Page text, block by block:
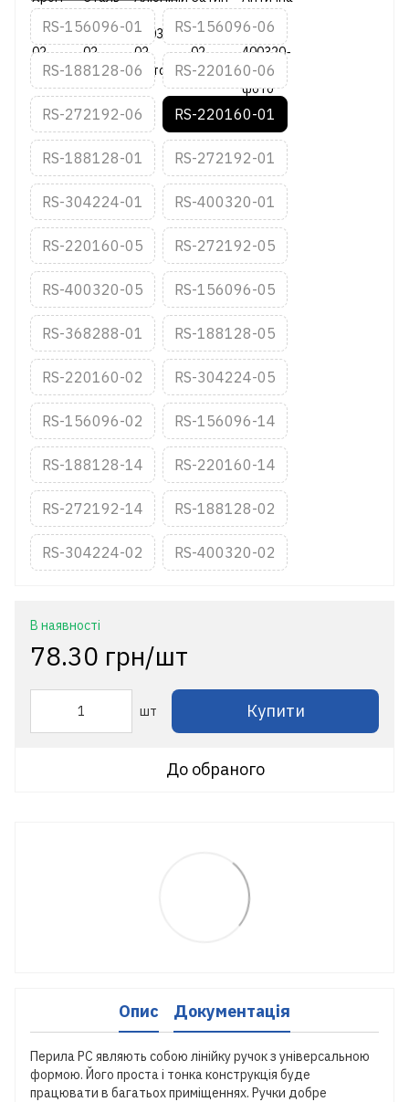
RS-156096-01 RS-156096-06
RS-188128-06 RS-220160-06
RS-272192-06 RS-220160-01
RS-188128-01 RS-272192-01
RS-304224-01 RS-400320-01
RS-220160-05 RS-272192-05
RS-400320-05 RS-156096-05
RS-368288-01 RS-188128-05
RS-220160-02 RS-304224-05
RS-156096-02 RS-156096-14
RS-188128-14 RS-220160-14
RS-272192-14 RS-188128-02
RS-304224-02 RS-400320-02
В наявності
78.30 грн/шт
шт Купити
До обраного
Опис Документація
Перила РС являють собою лінійку ручок з універсальною
формою. Його проста і тонка конструкція буде
працювати в багатьох приміщеннях. Ручки добре